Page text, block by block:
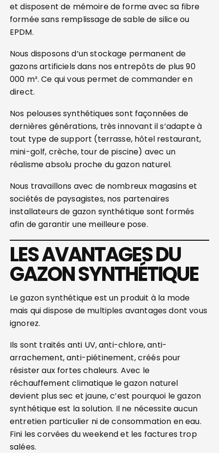
et disposent de mémoire de forme avec sa fibre
formée sans remplissage de sable de silice ou
EPDM.
Nous disposons d’un stockage permanent de
gazons artificiels dans nos entrepôts de plus 90
000 m². Ce qui vous permet de commander en
direct.
Nos pelouses synthétiques sont façonnées de
dernières générations, très innovant il s’adapte à
tout type de support (terrasse, hôtel restaurant,
mini-golf, crèche, tour de piscine) avec un
réalisme absolu proche du gazon naturel.
Nous travaillons avec de nombreux magasins et
sociétés de paysagistes, nos partenaires
installateurs de gazon synthétique sont formés
afin de garantir une meilleure pose.
LES AVANTAGES DU
GAZON SYNTHÉTIQUE
Le gazon synthétique est un produit à la mode
mais qui dispose de multiples avantages dont vous
ignorez.
Ils sont traités anti UV, anti-chlore, anti-
arrachement, anti-piétinement, créés pour
résister aux fortes chaleurs. Avec le
réchauffement climatique le gazon naturel
devient plus sec et jaune, c’est pourquoi le gazon
synthétique est la solution. Il ne nécessite aucun
entretien particulier ni de consommation en eau.
Fini les corvées du weekend et les factures trop
salées.